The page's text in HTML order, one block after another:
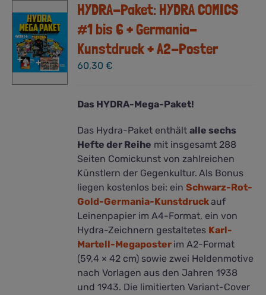
HYDRA-Paket: HYDRA COMICS
#1 bis 6 + Germania-
Kunstdruck + A2-Poster
60,30€
Das HYDRA-Mega-Paket!
Das Hydra-Paket enthältalle sechs
Hefte der Reihe mit insgesamt 288
Seiten Comickunst von zahlreichen
Künstlern der Gegenkultur. Als Bonus
liegen kostenlos bei: einSchwarz-Rot-
Gold-Germania-Kunstdruckauf
Leinenpapier im A4-Format, ein von
Hydra-Zeichnern gestaltetes Karl-
Martell-Megaposter im A2-Format
(59,4 × 42 cm) sowie zwei Heldenmotive
nach Vorlagen aus den Jahren 1938
und 1943. Die limitierten Variant-Cover